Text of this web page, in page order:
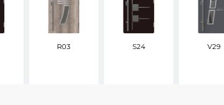
R03 S24 V29